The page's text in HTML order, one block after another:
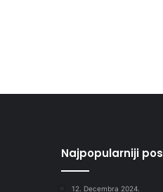
Najpopularniji
12. Decembra 2024.